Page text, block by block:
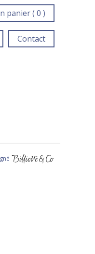
panier ( 0 )
Contact